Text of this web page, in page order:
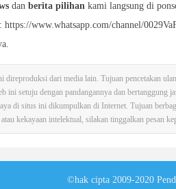
dan berita pilihan kami langsung di
https://www.whatsapp.com/channel/
direproduksi dari media lain. Tujuan pencetakan
ini setuju dengan pandangannya dan bertanggung
di situs ini dikumpulkan di Internet. Tujuan
kekayaan intelektual, silakan tinggalkan pesan
©hak cipta 2009-2020